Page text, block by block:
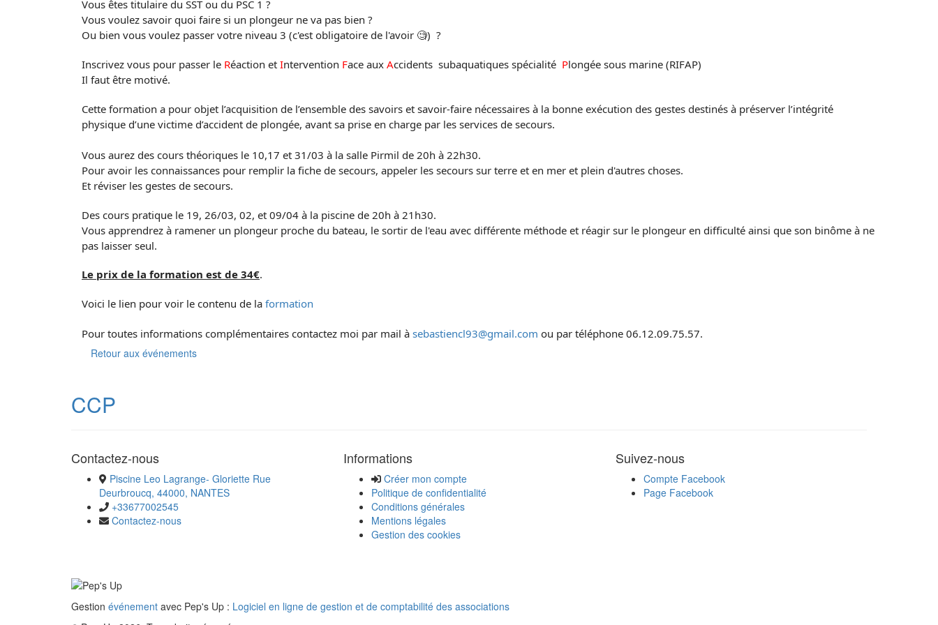
Vous êtes titulaire du SST ou du PSC 1 ?
Vous voulez savoir quoi faire si un plongeur ne va pas bien ?
Ou bien vous voulez passer votre niveau 3 (c'est obligatoire de l'avoir 🧐) ?
Inscrivez vous pour passer le Réaction et Intervention Face aux Accidents subaquatiques spécialité Plongée sous marine (RIFAP)
Il faut être motivé.
Cette formation a pour objet l’acquisition de l’ensemble des savoirs et savoir-faire nécessaires à la bonne exécution des gestes destinés à préserver l’intégrité
physique d’une victime d’accident de plongée, avant sa prise en charge par les services de secours.
Vous aurez des cours théoriques le 10,17 et 31/03 à la salle Pirmil de 20h à 22h30.
Pour avoir les connaissances pour remplir la fiche de secours, appeler les secours sur terre et en mer et plein d'autres choses.
Et réviser les gestes de secours.
Des cours pratique le 19, 26/03, 02, et 09/04 à la piscine de 20h à 21h30.
Vous apprendrez à ramener un plongeur proche du bateau, le sortir de l'eau avec différente méthode et réagir sur le plongeur en difficulté ainsi que son binôme à ne
pas laisser seul.
Le prix de la formation est de 34€.
Voici le lien pour voir le contenu de la formation
Pour toutes informations complémentaires contactez moi par mail à sebastiencl93@gmail.com ou par téléphone 06.12.09.75.57.
Retour aux événements
CCP
Contactez-nous
Piscine Leo Lagrange- Gloriette Rue
Deurbroucq, 44000, NANTES
+33677002545
Contactez-nous
Informations
Créer mon compte
Politique de confidentialité
Conditions générales
Mentions légales
Gestion des cookies
Suivez-nous
Compte Facebook
Page Facebook
Gestion événement avec Pep's Up : Logiciel en ligne de gestion et de comptabilité des associations